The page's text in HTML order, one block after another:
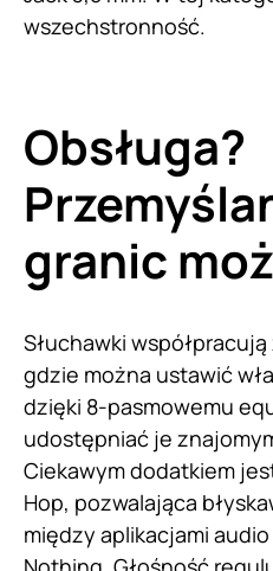
wszechstronność.
Obsługa?
granic
Słuchawki
gdzie można ustawić
dzięki 8-pasmowemu
udostępniać je
Ciekawym dodatkiem
Hop, pozwalająca
między aplikacjami